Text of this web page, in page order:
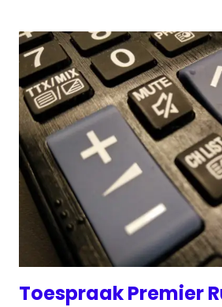
Toespraak Premier